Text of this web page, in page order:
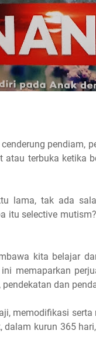
pendiam,
atau terbuka ketika
lama, tak ada
itu selective
kita belajar
memaparkan
dan
memodifikasi
dalam kurun 365